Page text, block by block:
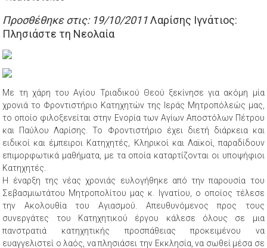
Προσθέθηκε στις: 19/10/2011Λαρίσης Ιγνάτιος:
Πλησιάστε τη Νεολαία
Με τη χάρη του Αγίου Τριαδικού Θεού ξεκίνησε για ακόμη μία
χρονιά το Φροντιστήριο Κατηχητών της Ιεράς Μητροπόλεώς μας,
το οποίο φιλοξενείται στην Ενορία των Αγίων Αποστόλων Πέτρου
και Παύλου Λαρίσης. Το Φροντιστήριο έχει διετή διάρκεια και
ειδικοί και έμπειροι Κατηχητές, Κληρικοί και Λαϊκοί, παραδίδουν
επιμορφωτικά μαθήματα, με τα οποία καταρτίζονται οι υποψήφιοι
Κατηχητές.
Η έναρξη της νέας χρονιάς ευλογήθηκε από την παρουσία του
Σεβασμιωτάτου Μητροπολίτου μας κ. Ιγνατίου, ο οποίος τέλεσε
την Ακολουθία του Αγιασμού. Απευθυνόμενος προς τους
συνεργάτες του Κατηχητικού έργου κάλεσε όλους σε μια
πανστρατιά κατηχητικής προσπάθειας προκειμένου να
ευαγγελιστεί ο λαός, να πλησιάσει την Εκκλησία, να σωθεί μέσα σε